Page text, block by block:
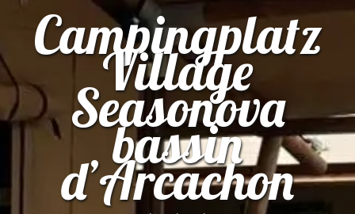
Campingplatz
Village
Seasonova
bassin
d’Arcachon